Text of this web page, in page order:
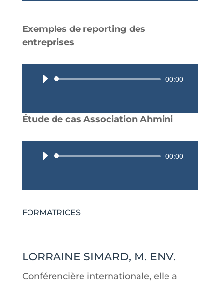
Exemples de reporting des
entreprises
Lecteur
00:00
Étude de cas Association Ahmini
Lecteur
00:00
FORMATRICES
LORRAINE SIMARD, M. ENV.
Conférencière internationale, elle a